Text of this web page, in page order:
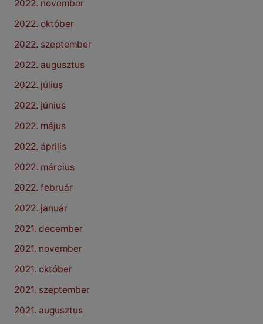
2022. november
2022. október
2022. szeptember
2022. augusztus
2022. július
2022. június
2022. május
2022. április
2022. március
2022. február
2022. január
2021. december
2021. november
2021. október
2021. szeptember
2021. augusztus